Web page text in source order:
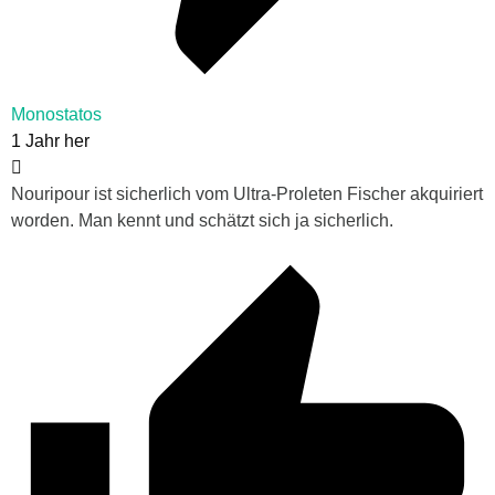
Monostatos
1 Jahr her
Nouripour ist sicherlich vom Ultra-Proleten Fischer akquiriert
worden. Man kennt und schätzt sich ja sicherlich.